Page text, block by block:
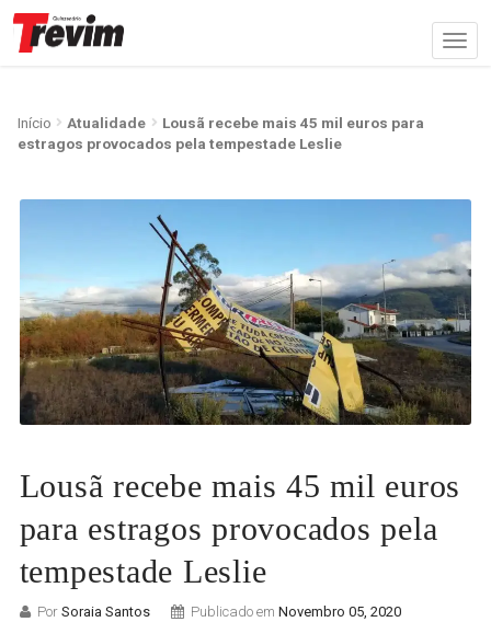
Início Atualidade
Lousã recebe mais 45 mil euros para
estragos provocados pela tempestade Leslie
Lousã recebe mais 45 mil euros
para estragos provocados pela
tempestade Leslie
Por Soraia Santos Publicado em Novembro 05, 2020